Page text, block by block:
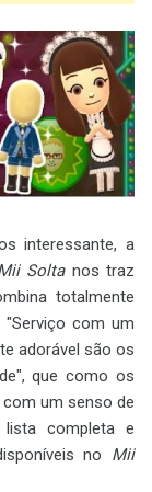
interessante, a
Soltanos traz
totalmente
com um
adorável são os
que como os
um senso de
completa e
no Mii